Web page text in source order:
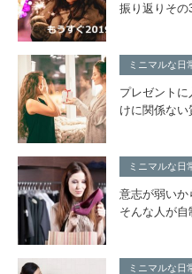
振り返りその
ミニマルな日
プレゼント
けに関係ない
ミニマルな日
意志が弱いか
そんな人が自
ミニマルな日